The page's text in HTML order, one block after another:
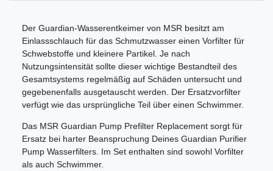
Der Guardian-Wasserentkeimer von MSR besitzt am
Einlassschlauch für das Schmutzwasser einen Vorfilter für
Schwebstoffe und kleinere Partikel. Je nach
Nutzungsintensität sollte dieser wichtige Bestandteil des
Gesamtsystems regelmäßig auf Schäden untersucht und
gegebenenfalls ausgetauscht werden. Der Ersatzvorfilter
verfügt wie das ursprüngliche Teil über einen Schwimmer.
Das MSR Guardian Pump Prefilter Replacement sorgt für
Ersatz bei harter Beanspruchung Deines Guardian Purifier
Pump Wasserfilters. Im Set enthalten sind sowohl Vorfilter
als auch Schwimmer.